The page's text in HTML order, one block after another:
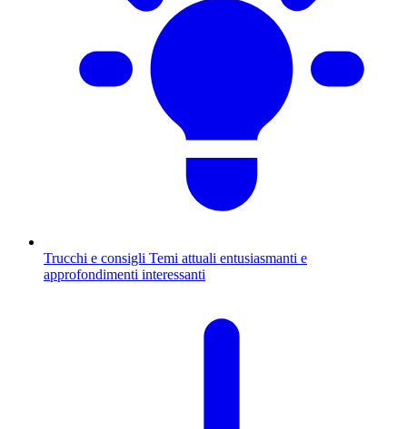
Trucchi e consigli Temi attuali entusiasmanti e
approfondimenti interessanti